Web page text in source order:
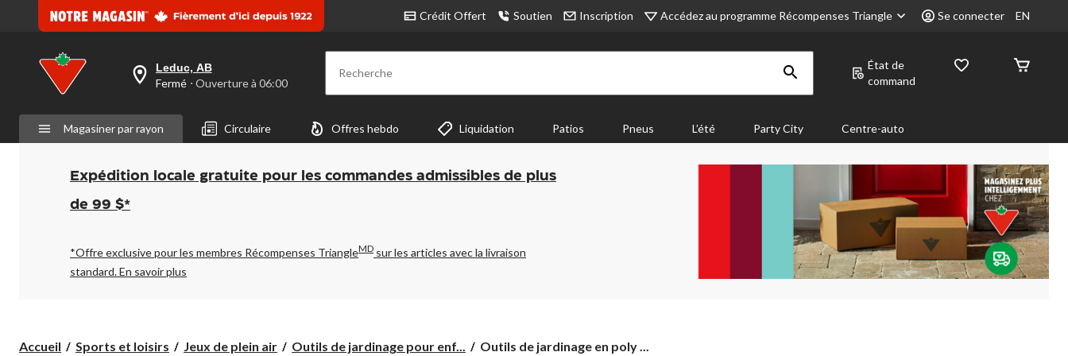
Crédit Offert Soutien Inscription Accédez au programme Récompenses Triangle Se connecter EN
votre
est
Leduc,
AB,
Fermé,
Ouverture
à
pour
changer
Leduc, AB
Fermé ⋅ Ouverture à 06:00 Recherche
État de
command
Magasiner par rayon Circulaire Offres hebdo Liquidation Patios Pneus L’été Party City Centre-auto
Expédition locale gratuite pour les commandes admissibles de plus
de 99 $*
*Offre exclusive pour les membres Récompenses TriangleMD sur les articles avec la livraison
standard.En savoir plus
Accueil Sports et loisirs Jeux de plein air Outils de jardinage pour enf...
Outils
Outils de jardinage en poly ...